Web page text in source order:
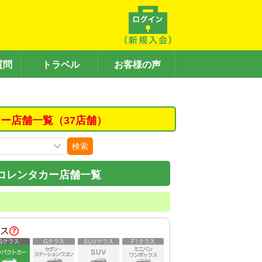
問 トラベル お客様の声
店舗一覧（37店舗）
検索
レンタカー店舗一覧